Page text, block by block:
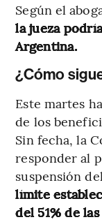
Según el
la jueza
Argentina.
¿Cómo
Este martes
de los
Sin fecha, la
responder al
suspensión
límite
del 51% de